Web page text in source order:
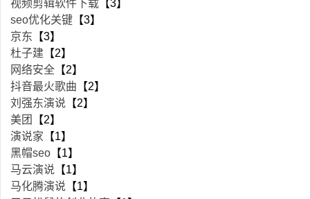
视频剪辑软件下载 【3】
seo优化关键 【3】
京东 【3】
杜子建 【2】
网络安全 【2】
抖音最火歌曲 【2】
刘强东演说 【2】
美团
【2】
演说家 【1】
黑帽seo 【1】
马云演说 【1】
马化腾演说 【1】